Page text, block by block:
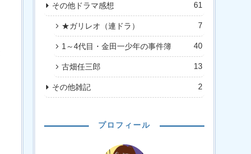
その他ドラマ感想 61
★ガリレオ（連ドラ） 7
1～4代目・金田一少年の事件簿 40
古畑任三郎 13
その他雑記 2
プロフィール